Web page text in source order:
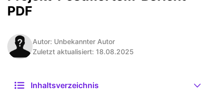
PDF
Autor: Unbekannter Autor
Zuletzt aktualisiert: 18.08.2025
Inhaltsverzeichnis